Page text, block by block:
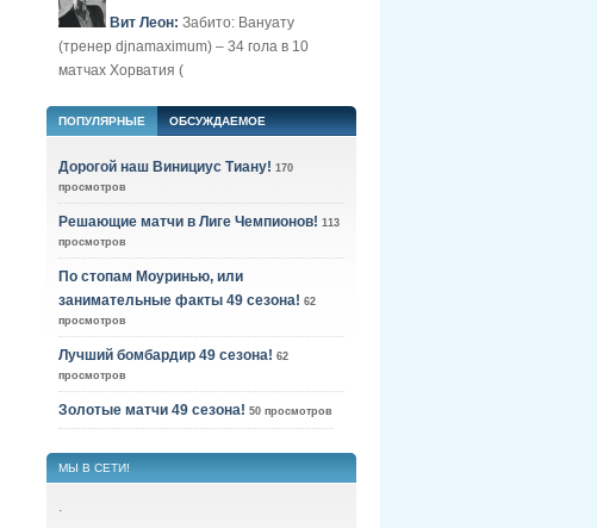
Вит Леон: Забито: Вануату
(тренер djnamaximum) – 34 гола в 10
матчах Хорватия (
ПОПУЛЯРНЫЕ ОБСУЖДАЕМОЕ
Дорогой наш Винициус Тиану! 170
просмотров
Решающие матчи в Лиге Чемпионов! 113
просмотров
По стопам Моуринью, или
занимательные факты 49 сезона! 62
просмотров
Лучший бомбардир 49 сезона! 62
просмотров
Золотые матчи 49 сезона! 50 просмотров
МЫ В СЕТИ!
.